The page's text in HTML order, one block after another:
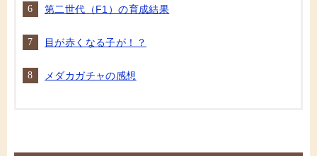
第二世代（F1）の育成結果
目が赤くなる子が！？
メダカガチャの感想